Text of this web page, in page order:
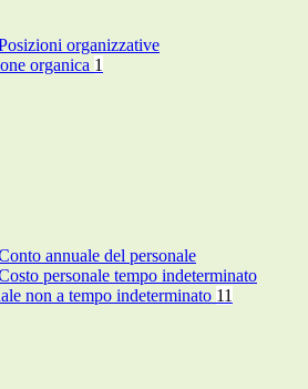
organizzative
organica 1
annuale del personale
personale tempo indeterminato
non a tempo indeterminato 11